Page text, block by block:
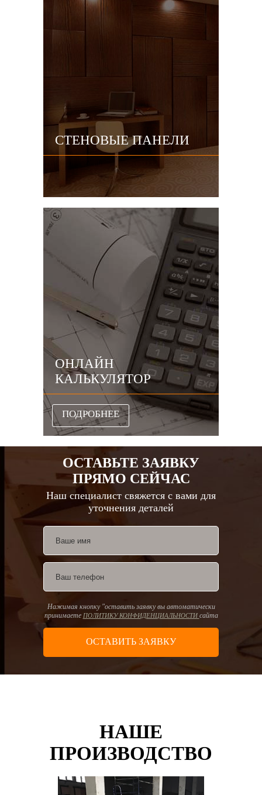
СТЕНОВЫЕ ПАНЕЛИ
ОНЛАЙН
КАЛЬКУЛЯТОР
ПОДРОБНЕЕ
ОСТАВЬТЕ ЗАЯВКУ
ПРЯМО СЕЙЧАС
Наш специалист свяжется с вами для
уточнения деталей
Нажимая кнопку "оставить заявку вы автоматически
принимаете ПОЛИТИКУ КОНФИДЕНЦИАЛЬНОСТИ сайта
ОСТАВИТЬ ЗАЯВКУ
НАШЕ
ПРОИЗВОДСТВО